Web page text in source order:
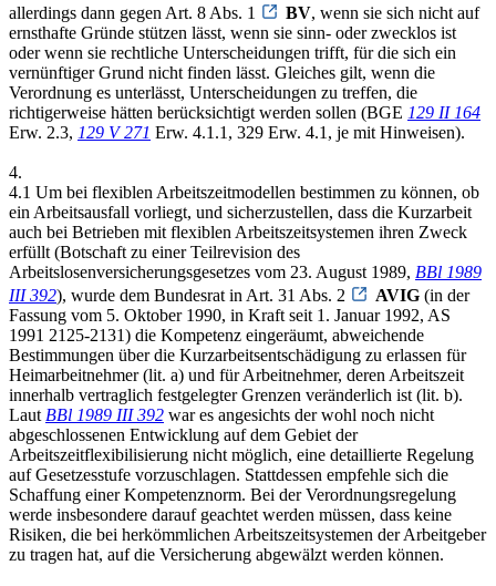
allerdings dann gegen Art. 8 Abs. 1
BV, wenn sie sich nicht auf
ernsthafte Gründe stützen lässt, wenn sie sinn- oder zwecklos ist
oder wenn sie rechtliche Unterscheidungen trifft, für die sich ein
vernünftiger Grund nicht finden lässt. Gleiches gilt, wenn die
Verordnung es unterlässt, Unterscheidungen zu treffen, die
richtigerweise hätten berücksichtigt werden sollen (BGE 129 II 164
Erw. 2.3, 129 V 271 Erw. 4.1.1, 329 Erw. 4.1, je mit Hinweisen).
4.
4.1 Um bei flexiblen Arbeitszeitmodellen bestimmen zu können, ob
ein Arbeitsausfall vorliegt, und sicherzustellen, dass die Kurzarbeit
auch bei Betrieben mit flexiblen Arbeitszeitsystemen ihren Zweck
erfüllt (Botschaft zu einer Teilrevision des
Arbeitslosenversicherungsgesetzes vom 23. August 1989, BBl 1989
III 392), wurde dem Bundesrat in Art. 31 Abs. 2 AVIG (in der
Fassung vom 5. Oktober 1990, in Kraft seit 1. Januar 1992, AS
1991 2125-2131) die Kompetenz eingeräumt, abweichende
Bestimmungen über die Kurzarbeitsentschädigung zu erlassen für
Heimarbeitnehmer (lit. a) und für Arbeitnehmer, deren Arbeitszeit
innerhalb vertraglich festgelegter Grenzen veränderlich ist (lit. b).
Laut BBl 1989 III 392 war es angesichts der wohl noch nicht
abgeschlossenen Entwicklung auf dem Gebiet der
Arbeitszeitflexibilisierung nicht möglich, eine detaillierte Regelung
auf Gesetzesstufe vorzuschlagen. Stattdessen empfehle sich die
Schaffung einer Kompetenznorm. Bei der Verordnungsregelung
werde insbesondere darauf geachtet werden müssen, dass keine
Risiken, die bei herkömmlichen Arbeitszeitsystemen der Arbeitgeber
zu tragen hat, auf die Versicherung abgewälzt werden können.